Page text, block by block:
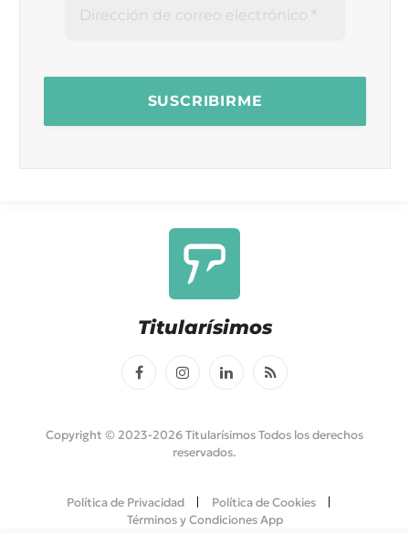
Titularísimos
FacebookInstagramLinkedInRSS
Copyright © 2023-2026 Titularísimos Todos los derechos
reservados.
Política de Privacidad
Política de Cookies
Términos y Condiciones App